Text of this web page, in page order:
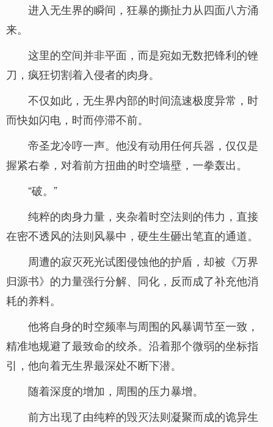
进入无生界的瞬间，狂暴的撕扯力从四面八方涌
来。
这里的空间并非平面，而是宛如无数把锋利的锉
刀，疯狂切割着入侵者的肉身。
不仅如此，无生界内部的时间流速极度异常，时
而快如闪电，时而停滞不前。
帝圣龙冷哼一声。他没有动用任何兵器，仅仅是
握紧右拳，对着前方扭曲的时空墙壁，一拳轰出。
“破。”
纯粹的肉身力量，夹杂着时空法则的伟力，直接
在密不透风的法则风暴中，硬生生砸出笔直的通道。
周遭的寂灭死光试图侵蚀他的护盾，却被《万界
归源书》的力量强行分解、同化，反而成了补充他消
耗的养料。
他将自身的时空频率与周围的风暴调节至一致，
精准地规避了最致命的绞杀。沿着那个微弱的坐标指
引，他向着无生界最深处不断下潜。
随着深度的增加，周围的压力暴增。
前方出现了由纯粹的毁灭法则凝聚而成的诡异生